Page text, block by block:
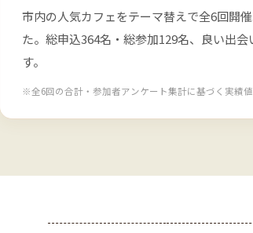
市内の人気カフェをテーマ替えで全6回開
た。総申込364名・総参加129名、良い出
す。
※全6回の合計・参加者アンケート集計に基づく実績